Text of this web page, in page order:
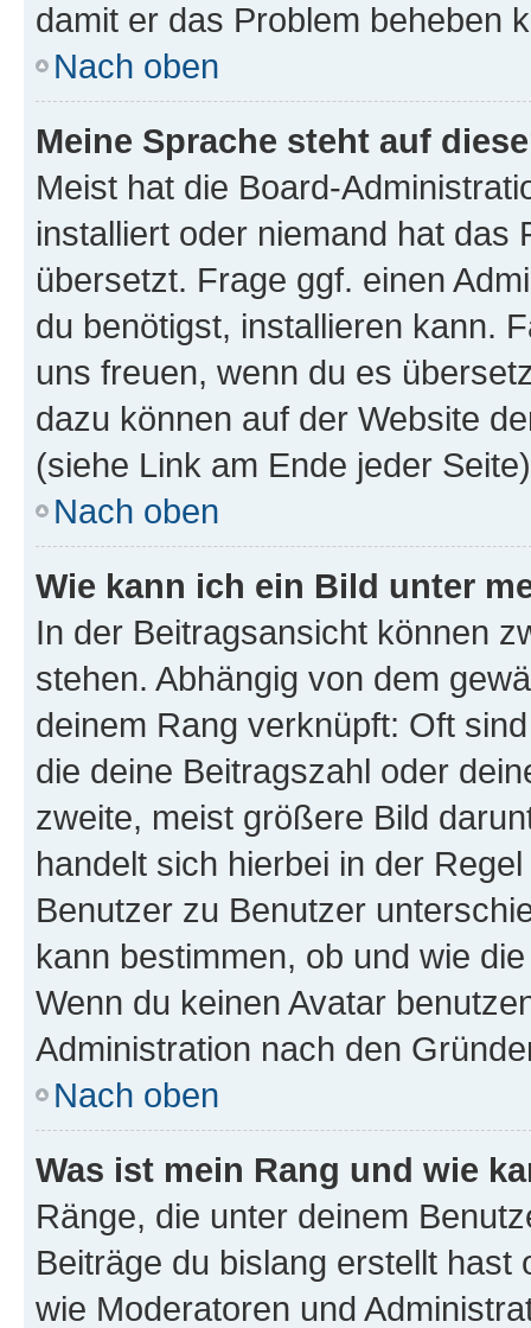
damit er das Problem beheben
Nach oben
Meine Sprache steht auf
Meist hat die Board-
installiert oder niemand hat das
übersetzt. Frage ggf. einen
du benötigst, installieren kann.
uns freuen, wenn du es
dazu können auf der Website
(siehe Link am Ende jeder
Nach oben
Wie kann ich ein Bild unter
In der Beitragsansicht können
stehen. Abhängig von dem
deinem Rang verknüpft: Oft
die deine Beitragszahl oder
zweite, meist größere Bild
handelt sich hierbei in der
Benutzer zu Benutzer
kann bestimmen, ob und wie
Wenn du keinen Avatar
Administration nach den
Nach oben
Was ist mein Rang und wie
Ränge, die unter deinem
Beiträge du bislang erstellt
wie Moderatoren und